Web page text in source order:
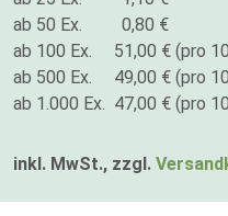
ab 50 Ex. 0,80 €
ab 100 Ex. 51,00 € (pro
ab 500 Ex. 49,00 € (pro
ab 1.000 Ex. 47,00 € (pro
inkl. MwSt., zzgl.